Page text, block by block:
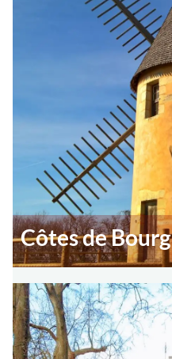
Côtes de Bourg